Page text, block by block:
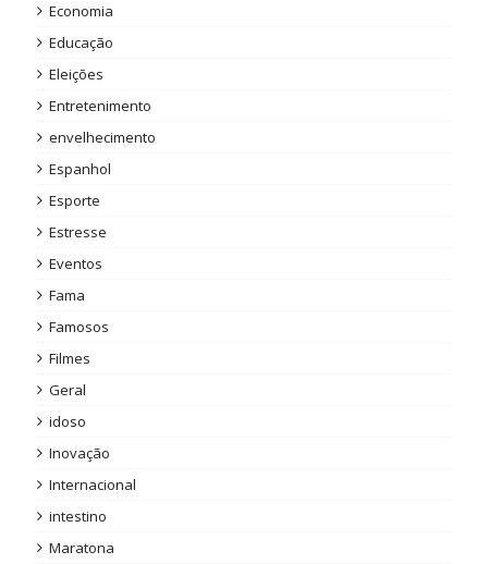
Economia
Educação
Eleições
Entretenimento
envelhecimento
Espanhol
Esporte
Estresse
Eventos
Fama
Famosos
Filmes
Geral
idoso
Inovação
Internacional
intestino
Maratona